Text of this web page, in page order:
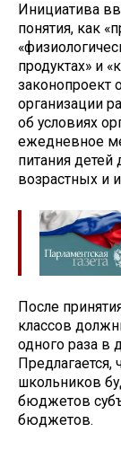
Инициатива
понятия, как
продуктах» и
законопроект
организации
об условиях
ежедневное
питания
возрастных и
После
классов
одного раза в
Предлагается,
школьников
бюджетов
бюджетов.